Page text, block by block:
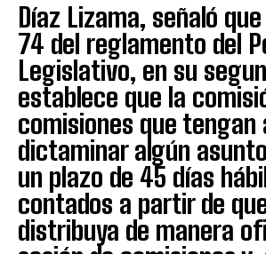
Díaz Lizama, señaló
74 del reglamento del
Legislativo, en su
establece que la
comisiones que tengan
dictaminar algún
un plazo de 45 días
contados a partir de
distribuya de manera